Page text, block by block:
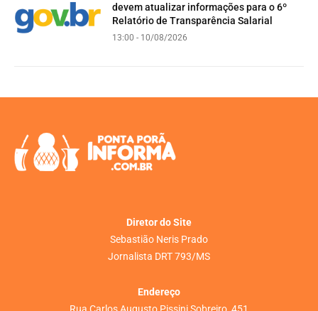
devem atualizar informações para o 6º
Relatório de Transparência Salarial
13:00 - 10/08/2026
Diretor do Site
Sebastião Neris Prado
Jornalista DRT 793/MS
Endereço
Rua Carlos Augusto Pissini Sobreiro, 451